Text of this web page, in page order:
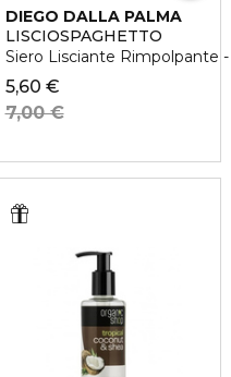
DIEGO DALLA PALMA
LISCIOSPAGHETTO
Siero Lisciante Rimpolpante
5,60 €
7,00 €